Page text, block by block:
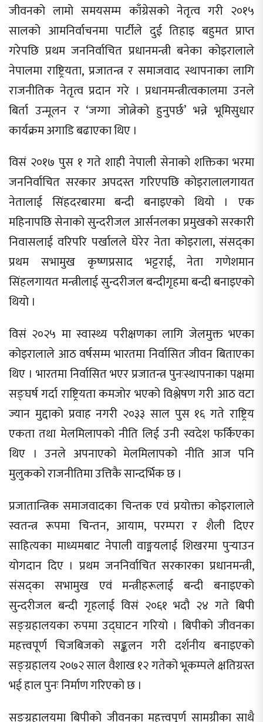
जीवनको लामो समयसम्म काँग्रेसको नेतृत्व गरी २०१५
सालको आमनिर्वाचनमा पार्टीले दुई तिहाइ बहुमत प्राप्त
गरेपछि प्रथम जननिर्वाचित प्रधानमन्त्री बनेका कोइरालाले
नेपालमा राष्ट्रियता, प्रजातन्त्र र समाजवाद स्थापनाका लागि
राजनीतिक नेतृत्व प्रदान गरे । प्रधानमन्त्रीत्वकालमा उनले
बिर्ता उन्मूलन र ‘जग्गा जोत्नेको हुनुपर्छ’ भन्ने भूमिसुधार
कार्यक्रम अगाडि बढाएका थिए ।
विसं २०१७ पुस १ गते शाही नेपाली सेनाको शक्तिका भरमा
जननिर्वाचित सरकार अपदस्त गरिएपछि कोइरालालगायत
नेतालाई सिंहदरबारमा बन्दी बनाइएको थियो । एक
महिनापछि सेनाको सुन्दरीजल आर्सनलका प्रमुखको सरकारी
निवासलाई वरिपरि पर्खालले घेरेर नेता कोइराला, संसद्का
प्रथम सभामुख कृष्णप्रसाद भट्टराई, नेता गणेशमान
सिंहलगायत मन्त्रीलाई सुन्दरीजल बन्दीगृहमा बन्दी बनाइएको
थियो ।
विसं २०२५ मा स्वास्थ्य परीक्षणका लागि जेलमुक्त भएका
कोइरालाले आठ वर्षसम्म भारतमा निर्वासित जीवन बिताएका
थिए । भारतमा निर्वासित भएर प्रजातन्त्र पुनःस्थापनाका पक्षमा
सङ्घर्ष गर्दा राष्ट्रियता कमजोर भएको विश्लेषण गरी आठ वटा
ज्यान मुद्दाको प्रवाह नगरी २०३३ साल पुस १६ गते राष्ट्रिय
एकता तथा मेलमिलापको नीति लिई उनी स्वदेश फर्किएका
थिए । उनले अपनाएको मेलमिलापको नीति आज पनि
मुलुकको राजनीतिमा उत्तिकै सान्दर्भिक छ ।
प्रजातान्त्रिक समाजवादका चिन्तक एवं प्रयोक्ता कोइरालाले
स्वतन्त्र रूपमा चिन्तन, आयाम, परम्परा र शैली दिएर
साहित्यका माध्यमबाट नेपाली वाङ्मयलाई शिखरमा पुर्‍याउन
योगदान दिए । प्रथम जननिर्वाचित सरकारका प्रधानमन्त्री,
संसद्का सभामुख एवं मन्त्रीहरूलाई बन्दी बनाइएको
सुन्दरीजल बन्दी गृहलाई विसं २०६१ भदौ २४ गते बिपी
सङ्ग्रहालयका रुपमा उद्घाटन गरियो । बिपीको जीवनका
महत्त्वपूर्ण चिजबिजको सङ्कलन गरी दर्शनीय बनाइएको
सङ्ग्रहालय २०७२ साल वैशाख १२ गतेको भूकम्पले क्षतिग्रस्त
भई हाल पुनः निर्माण गरिएको छ ।
सङ्ग्रहालयमा बिपीको जीवनका महत्त्वपूर्ण सामग्रीका साथै